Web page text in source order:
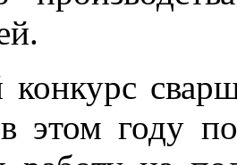
конкурс
этом году